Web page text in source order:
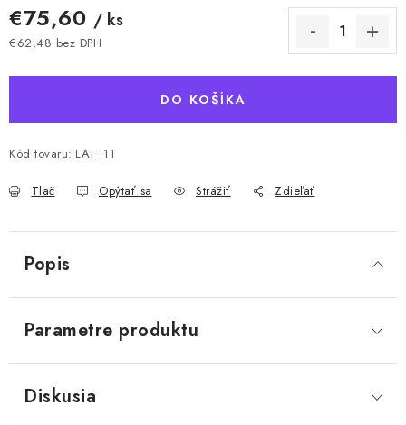
€75,60 / ks
€62,48 bez DPH
DO KOŠÍKA
Kód tovaru: LAT_11
Tlač Opýtať sa Strážiť Zdieľať
Popis
Parametre produktu
Diskusia